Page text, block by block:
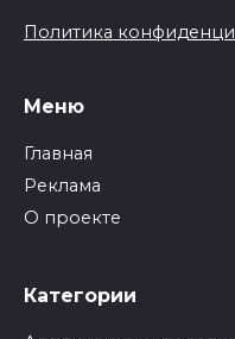
Политика
Меню
Главная
Реклама
О проекте
Категории